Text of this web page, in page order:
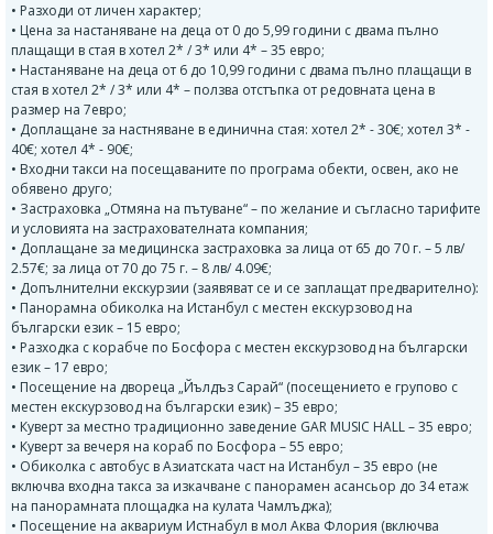
• Разходи от личен характер;
• Цена за настаняване на деца от 0 до 5,99 години с двама пълно
плащащи в стая в хотел 2* / 3* или 4* – 35 евро;
• Настаняване на деца от 6 до 10,99 години с двама пълно плащащи в
стая в хотел 2* / 3* или 4* – ползва отстъпка от редовната цена в
размер на 7евро;
• Доплащане за настняване в единична стая: хотел 2* - 30€; хотел 3* -
40€; хотел 4* - 90€;
• Входни такси на посещаваните по програма обекти, освен, ако не
обявено друго;
• Застраховка „Отмяна на пътуване“ – по желание и съгласно тарифите
и условията на застрахователната компания;
• Доплащане за медицинска застраховка за лица от 65 до 70 г. – 5 лв/
2.57€; за лица от 70 до 75 г. – 8 лв/ 4.09€;
• Допълнителни екскурзии (заявяват се и се заплащат предварително):
• Панорамна обиколка на Истанбул с местен екскурзовод на
български език – 15 евро;
• Разходка с корабче по Босфора с местен екскурзовод на български
език – 17 евро;
• Посещение на двореца „Йълдъз Сарай“ (посещението е групово с
местен екскурзовод на български език) – 35 евро;
• Куверт за местно традиционно заведение GAR MUSIC HALL – 35 евро;
• Куверт за вечеря на кораб по Босфора – 55 евро;
• Обиколка с автобус в Азиатската част на Истанбул – 35 евро (не
включва входна такса за изкачване с панорамен асансьор до 34 етаж
на панорамната площадка на кулата Чамлъджа);
• Посещение на аквариум Истнабул в мол Аква Флория (включва